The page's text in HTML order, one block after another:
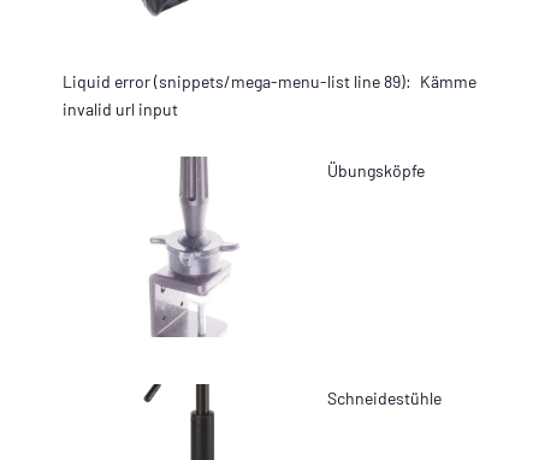
Liquid error (snippets/mega-menu-list line 89):
invalid url input
Kämme
Übungsköpfe
Schneidestühle